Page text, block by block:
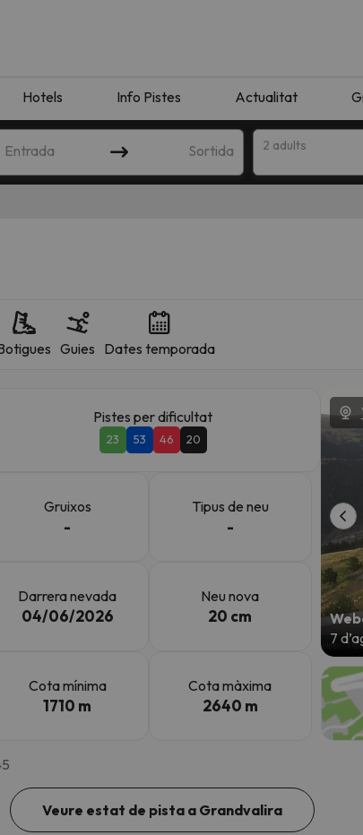
Hotels Info Pistes Actualitat
Entrada Sortida 2 adults
Guies Dates temporada
Pistes per dificultat
23 53 46 20
Gruixos
-
Tipus de neu
-
Darrera nevada
04/06/2026
Neu nova
20 cm
Cota mínima
1710 m
Cota màxima
2640 m
7
Veure estat de pista a Grandvalira